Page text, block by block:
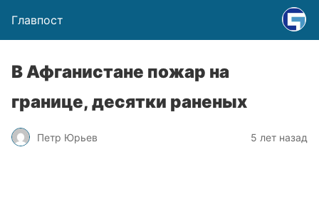
Главпост
В Афганистане пожар на
границе, десятки раненых
Петр Юрьев 5 лет назад